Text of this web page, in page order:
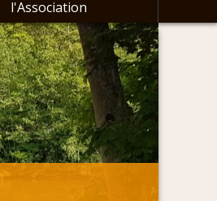
l'Association